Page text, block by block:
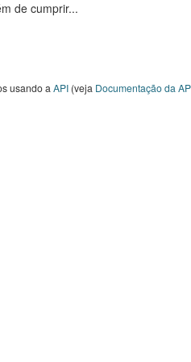
de cumprir...
usando a API(veja Documentação da